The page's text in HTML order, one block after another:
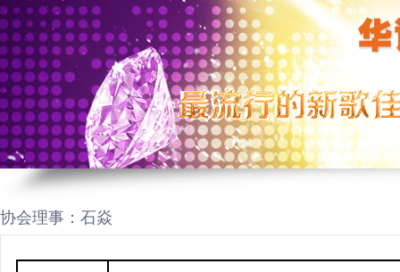
协会理事：石焱